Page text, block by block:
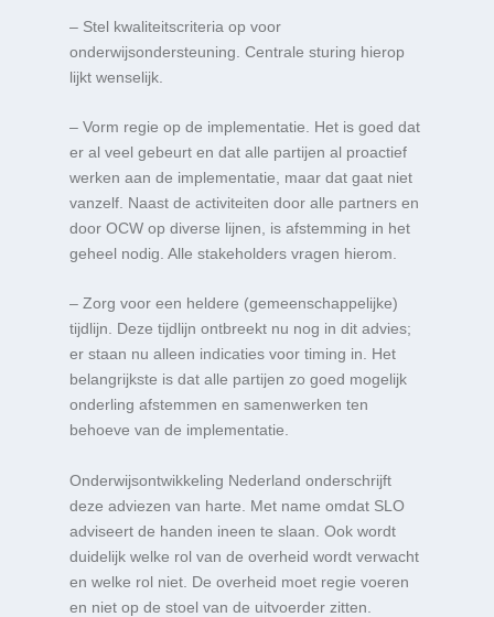
– Stel kwaliteitscriteria op voor
onderwijsondersteuning. Centrale sturing hierop
lijkt wenselijk.
– Vorm regie op de implementatie. Het is goed dat
er al veel gebeurt en dat alle partijen al proactief
werken aan de implementatie, maar dat gaat niet
vanzelf. Naast de activiteiten door alle partners en
door OCW op diverse lijnen, is afstemming in het
geheel nodig. Alle stakeholders vragen hierom.
– Zorg voor een heldere (gemeenschappelijke)
tijdlijn. Deze tijdlijn ontbreekt nu nog in dit advies;
er staan nu alleen indicaties voor timing in. Het
belangrijkste is dat alle partijen zo goed mogelijk
onderling afstemmen en samenwerken ten
behoeve van de implementatie.
Onderwijsontwikkeling Nederland onderschrijft
deze adviezen van harte. Met name omdat SLO
adviseert de handen ineen te slaan. Ook wordt
duidelijk welke rol van de overheid wordt verwacht
en welke rol niet. De overheid moet regie voeren
en niet op de stoel van de uitvoerder zitten.